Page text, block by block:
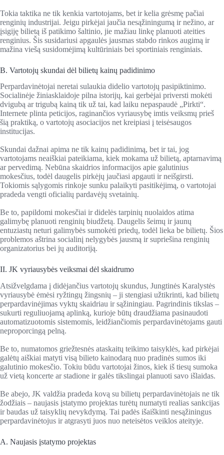
Tokia taktika ne tik kenkia vartotojams, bet ir kelia grėsmę pačiai
renginių industrijai. Jeigu pirkėjai jaučia nesąžiningumą ir nežino, ar
įsigiję bilietą iš patikimo šaltinio, jie mažiau linkę planuoti ateities
renginius. Šis susidariusi apgaulės jausmas stabdo rinkos augimą ir
mažina viešą susidomėjimą kultūriniais bei sportiniais renginiais.
B. Vartotojų skundai dėl bilietų kainų padidinimo
Perpardavinėtojai neretai sulaukia didelio vartotojų pasipiktinimo.
Socialinėje žiniasklaidoje pilna istorijų, kai gerbėjai priversti mokėti
dvigubą ar trigubą kainą tik už tai, kad laiku nepaspaudė „Pirkti“.
Internete plinta peticijos, raginančios vyriausybę imtis veiksmų prieš
šią praktiką, o vartotojų asociacijos net kreipiasi į teisėsaugos
institucijas.
Skundai dažnai apima ne tik kainų padidinimą, bet ir tai, jog
vartotojams neaiškiai pateikiama, kiek mokama už bilietą, aptarnavimą
ar pervedimą. Nebūna skaidrios informacijos apie galutinius
mokesčius, todėl daugelis pirkėjų jaučiasi apgauti ir neišgirsti.
Tokiomis sąlygomis rinkoje sunku palaikyti pasitikėjimą, o vartotojai
pradeda vengti oficialių pardavėjų svetainių.
Be to, papildomi mokesčiai ir didelės tarpinių nuolaidos atima
galimybę planuoti renginių biudžetą. Daugelis šeimų ir jaunų
entuziastų neturi galimybės sumokėti priedų, todėl lieka be bilietų. Šios
problemos aštrina socialinį nelygybės jausmą ir supriešina renginių
organizatorius bei jų auditoriją.
II. JK vyriausybės veiksmai dėl skaidrumo
Atsižvelgdama į didėjančius vartotojų skundus, Jungtinės Karalystės
vyriausybė ėmėsi ryžtingų žingsnių – ji stengiasi užtikrinti, kad bilietų
perpardavinėjimas vyktų skaidriau ir sąžiningiau. Pagrindinis tikslas –
sukurti reguliuojamą aplinką, kurioje būtų draudžiama pasinaudoti
automatizuotomis sistemomis, leidžiančiomis perpardavinėtojams gauti
neproporcingą pelną.
Be to, numatomos griežtesnės ataskaitų teikimo taisyklės, kad pirkėjai
galėtų aiškiai matyti visą bilieto kainodarą nuo pradinės sumos iki
galutinio mokesčio. Tokiu būdu vartotojai žinos, kiek iš tiesų sumoka
už vietą koncerte ar stadione ir galės tikslingai planuoti savo išlaidas.
Be abejo, JK valdžia pradeda kovą su bilietų perpardavinėtojais ne tik
žodžiais – naujasis įstatymo projektas turėtų numatyti realias sankcijas
ir baudas už taisyklių nevykdymą. Tai padės išaiškinti nesąžiningus
perpardavinėtojus ir atgrasyti juos nuo neteisėtos veiklos ateityje.
A. Naujasis įstatymo projektas